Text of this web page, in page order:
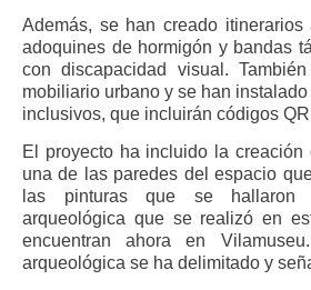
Además, se han creado itinerarios
adoquines de hormigón y bandas
con discapacidad visual.
mobiliario urbano y se han
inclusivos, que incluirán códigos
El proyecto ha incluido la
una de las paredes del espacio
las pinturas que se hallaron
arqueológica que se realizó en
encuentran ahora en
arqueológica se ha delimitado y